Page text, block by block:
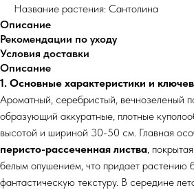
Название растения: Сантолина
Описание
Рекомендации по уходу
Условия доставки
Описание
1. Основные характеристики и
Ароматный, серебристый, вечнозеленый
образующий аккуратные, плотные
высотой и шириной 30-50 см. Главная
перисто-рассеченная листва,
белым опушением, что придает растению
фантастическую текстуру. В середине